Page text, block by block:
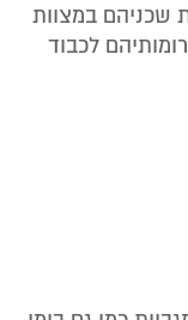
שכניהם במצוות
לכבוד